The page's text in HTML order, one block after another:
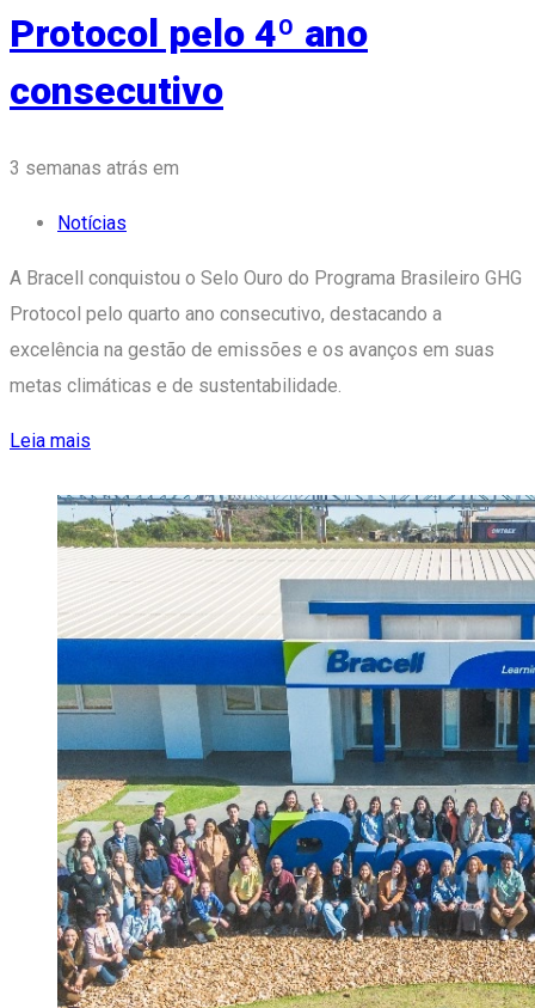
Protocol pelo 4º ano
consecutivo
3 semanas atrás em
Notícias
A Bracell conquistou o Selo Ouro do Programa Brasileiro GHG
Protocol pelo quarto ano consecutivo, destacando a
excelência na gestão de emissões e os avanços em suas
metas climáticas e de sustentabilidade.
Leia mais